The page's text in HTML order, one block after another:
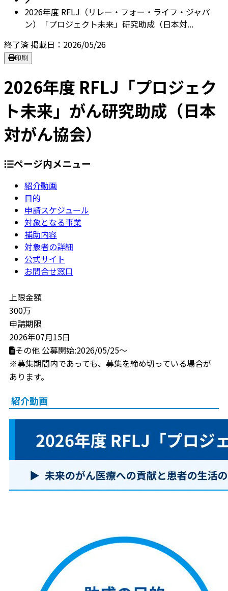
2026年度 RFLJ（リレー・フォー・ライフ・ジャパ
ン）「プロジェクト未来」研究助成（日本対...
終了済掲載日：2026/05/26
印刷
2026年度 RFLJ「プロジェク
ト未来」がん研究助成（日本
対がん協会）
ページ内メニュー
紹介動画
目的
申請スケジュール
対象となる事業
補助内容
対象者の詳細
公式サイト
お問合せ窓口
上限金額
300万
申請期限
2026年07月15日
その他 公募開始:2026/05/25～
※募集期間内であっても、募集を締め切っている場合が
あります。
紹介動画